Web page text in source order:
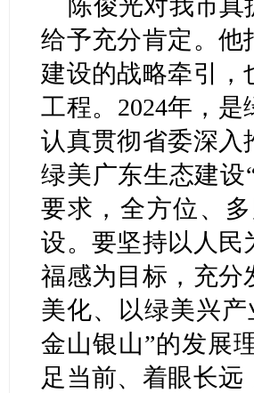
陈俊光对我市
给予充分肯定。他
建设的战略牵引，
工程。2024年，
认真贯彻省委深入
绿美广东生态建设
要求，全方位、
设。要坚持以人民
福感为目标，充分
美化、以绿美兴
金山银山”的发展
足当前、着眼长